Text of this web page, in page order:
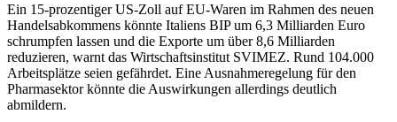
Ein 15-prozentiger US-Zoll auf EU-Waren im Rahmen des neuen
Handelsabkommens könnte Italiens BIP um 6,3 Milliarden Euro
schrumpfen lassen und die Exporte um über 8,6 Milliarden
reduzieren, warnt das Wirtschaftsinstitut SVIMEZ. Rund 104.000
Arbeitsplätze seien gefährdet. Eine Ausnahmeregelung für den
Pharmasektor könnte die Auswirkungen allerdings deutlich
abmildern.